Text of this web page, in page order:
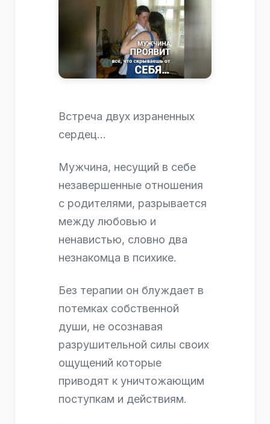
Встреча двух израненных
сердец…
Мужчина, несущий в себе
незавершенные отношения
с родителями, разрывается
между любовью и
ненавистью, словно два
незнакомца в психике.
Без терапии он блуждает в
потемках собственной
души, не осознавая
разрушительной силы своих
ощущений которые
приводят к уничтожающим
поступкам и действиям.